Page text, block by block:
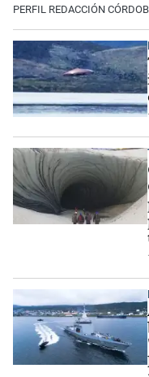
PERFIL REDACCIÓN